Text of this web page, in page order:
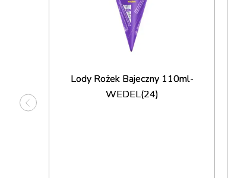
Lody Rożek Bajeczny 110ml-
WEDEL(24)